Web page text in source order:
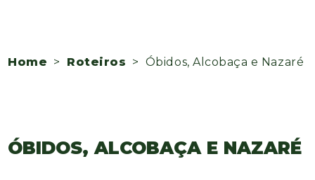
Home > Roteiros > Óbidos, Alcobaça e Nazaré
ÓBIDOS, ALCOBAÇA E NAZARÉ